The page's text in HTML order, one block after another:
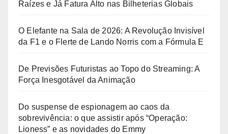
Raízes e Já Fatura Alto nas Bilheterias Globais
O Elefante na Sala de 2026: A Revolução Invisível
da F1 e o Flerte de Lando Norris com a Fórmula E
De Previsões Futuristas ao Topo do Streaming: A
Força Inesgotável da Animação
Do suspense de espionagem ao caos da
sobrevivência: o que assistir após “Operação:
Lioness” e as novidades do Emmy